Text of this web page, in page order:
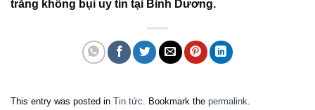
trắng không bụi uy tín tại Bình Dương.
This entry was posted in Tin tức . Bookmark the permalink